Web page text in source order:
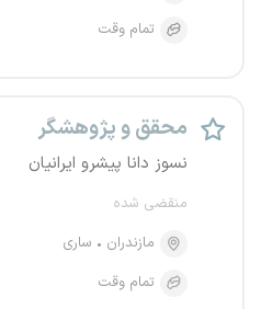
تمام وقت
محقق و پژوهشگر
نسوز دانا پیشرو ایرانیان
منقضی شده
مازندران
ساری
تمام وقت